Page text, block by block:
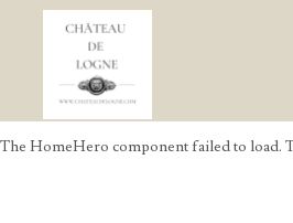
The HomeHero component failed to load.